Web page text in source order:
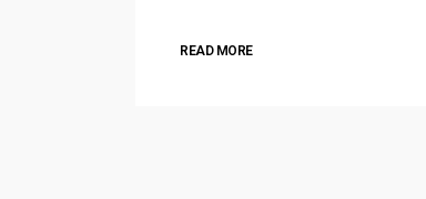
READ MORE